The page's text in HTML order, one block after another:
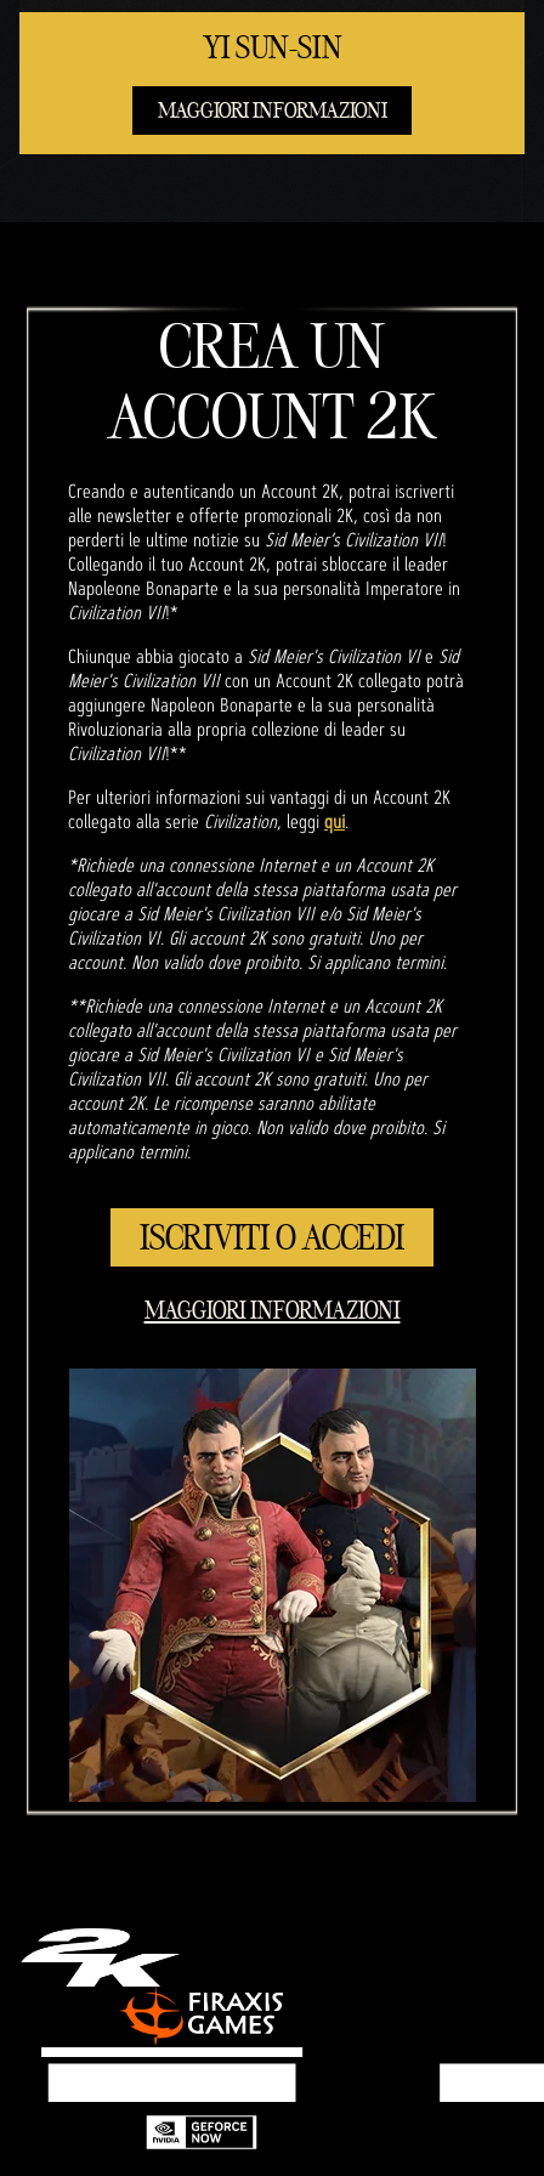
YI SUN-SIN
MAGGIORI INFORMAZIONI
CREA UN
ACCOUNT 2K
Creando e autenticando un Account 2K, potrai iscriverti
alle newsletter e offerte promozionali 2K, così da non
perderti le ultime notizie su Sid Meier’s Civilization VII!
Collegando il tuo Account 2K, potrai sbloccare il leader
Napoleone Bonaparte e la sua personalità Imperatore in
Civilization VII!*
Chiunque abbia giocato a Sid Meier's Civilization VIe Sid
Meier's Civilization VIIcon un Account 2K collegato potrà
aggiungere Napoleon Bonaparte e la sua personalità
Rivoluzionaria alla propria collezione di leader su
Civilization VII!**
Per ulteriori informazioni sui vantaggi di un Account 2K
collegato alla serie Civilization, leggiqui.
*Richiede una connessione Internet e un Account 2K
collegato all'account della stessa piattaforma usata per
giocare a Sid Meier's Civilization VII e/o Sid Meier's
Civilization VI. Gli account 2K sono gratuiti. Uno per
account. Non valido dove proibito. Si applicano termini.
**Richiede una connessione Internet e un Account 2K
collegato all'account della stessa piattaforma usata per
giocare a Sid Meier's Civilization VI e Sid Meier's
Civilization VII. Gli account 2K sono gratuiti. Uno per
account 2K. Le ricompense saranno abilitate
automaticamente in gioco. Non valido dove proibito. Si
applicano termini.
ISCRIVITI O ACCEDI
MAGGIORI INFORMAZIONI